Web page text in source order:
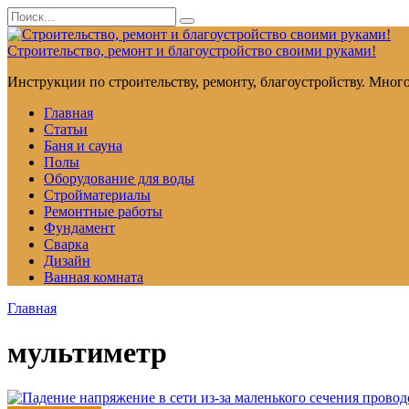
Перейти
к
контенту
Search
for:
Строительство, ремонт и благоустройство своими руками!
Инструкции по строительству, ремонту, благоустройству.
Главная
Статьи
Баня и сауна
Полы
Оборудование для воды
Стройматериалы
Ремонтные работы
Фундамент
Сварка
Дизайн
Ванная комната
Главная
мультиметр